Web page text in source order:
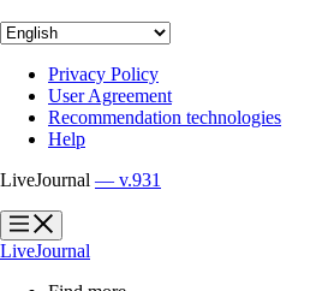
Privacy Policy
User Agreement
Recommendation technologies
Help
LiveJournal — v.931
?
?
LiveJournal